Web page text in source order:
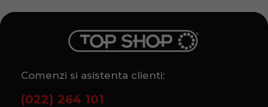
Comenzi si asistenta clienti:
(022) 264 101